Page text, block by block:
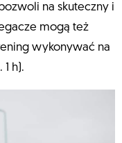
na skuteczny i
mogą też
wykonywać na
h).